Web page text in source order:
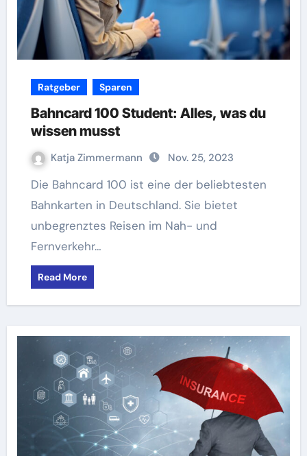
Ratgeber Sparen
Bahncard 100 Student: Alles, was du
wissen musst
Katja Zimmermann Nov. 25, 2023
Die Bahncard 100 ist eine der beliebtesten
Bahnkarten in Deutschland. Sie bietet
unbegrenztes Reisen im Nah- und
Fernverkehr…
Read More